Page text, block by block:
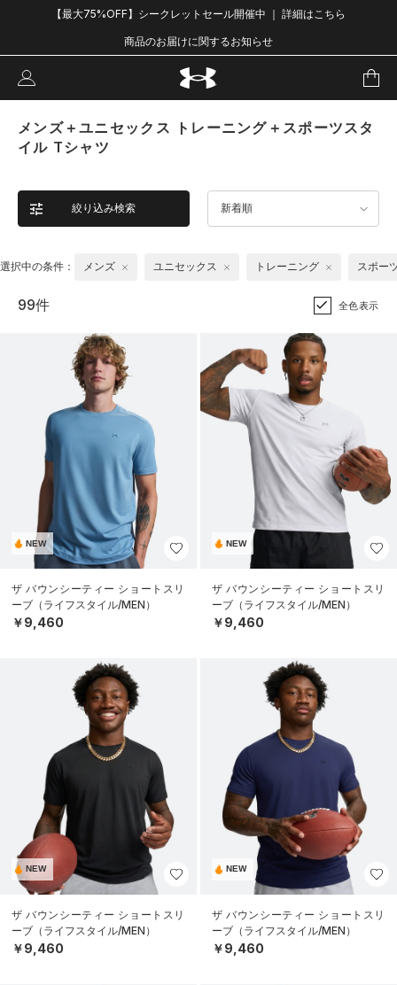
【最大75%OFF】シークレットセール開催中 ｜ 詳細はこちら
商品のお届けに関するお知らせ
メンズ＋ユニセックス トレーニング＋スポーツスタ
イル Tシャツ
絞り込み検索 新着順
選択中の条件： メンズ ユニセックス トレーニング スポー
99件 全色表示
NEW
ザ バウンシーティー ショートスリ
ーブ（ライフスタイル/MEN）
￥9,460
NEW
ザ バウンシーティー ショートスリ
ーブ（ライフスタイル/MEN）
￥9,460
NEW
ザ バウンシーティー ショートスリ
ーブ（ライフスタイル/MEN）
￥9,460
NEW
ザ バウンシーティー ショートスリ
ーブ（ライフスタイル/MEN）
￥9,460